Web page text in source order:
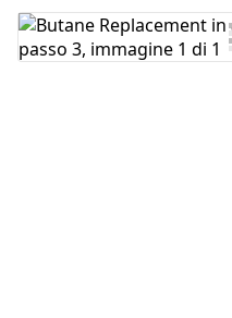
Aggiungi Commento